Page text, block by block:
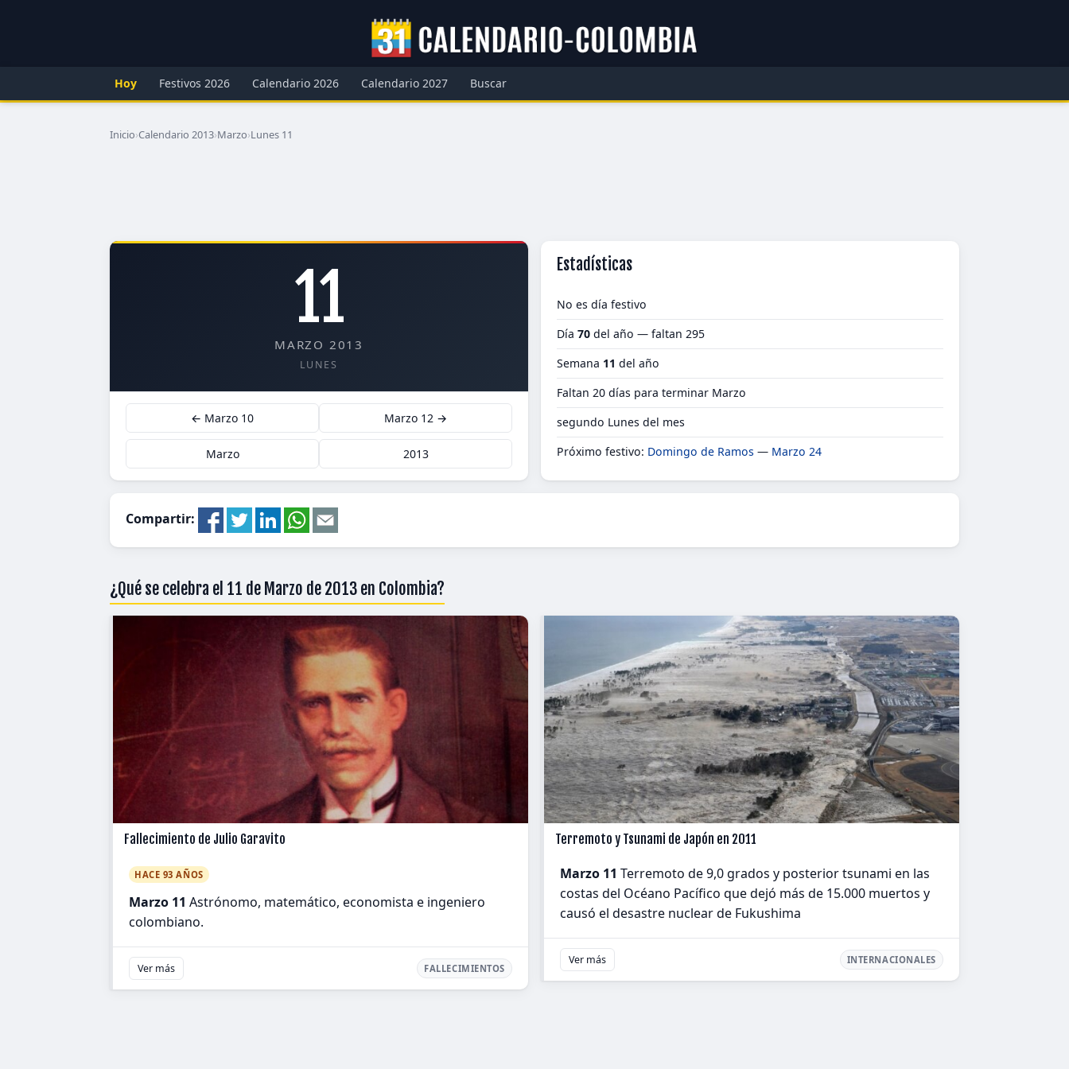
Hoy Festivos 2026 Calendario 2026 Calendario 2027 Buscar
Inicio›Calendario 2013›Marzo›Lunes 11
11
MARZO 2013
LUNES
← Marzo 10 Marzo 12 →
Marzo 2013
Estadísticas
No es día festivo
Día 70 del año — faltan 295
Semana 11 del año
Faltan 20 días para terminar Marzo
segundo Lunes del mes
Próximo festivo: Domingo de Ramos — Marzo 24
Compartir:
¿Qué se celebra el 11 de Marzo de 2013 en Colombia?
Fallecimiento de Julio Garavito
HACE 93 AÑOS
Marzo 11 Astrónomo, matemático, economista e ingeniero
colombiano.
Ver más FALLECIMIENTOS
Terremoto y Tsunami de Japón en 2011
Marzo 11 Terremoto de 9,0 grados y posterior tsunami en las
costas del Océano Pacífico que dejó más de 15.000 muertos y
causó el desastre nuclear de Fukushima
Ver más INTERNACIONALES